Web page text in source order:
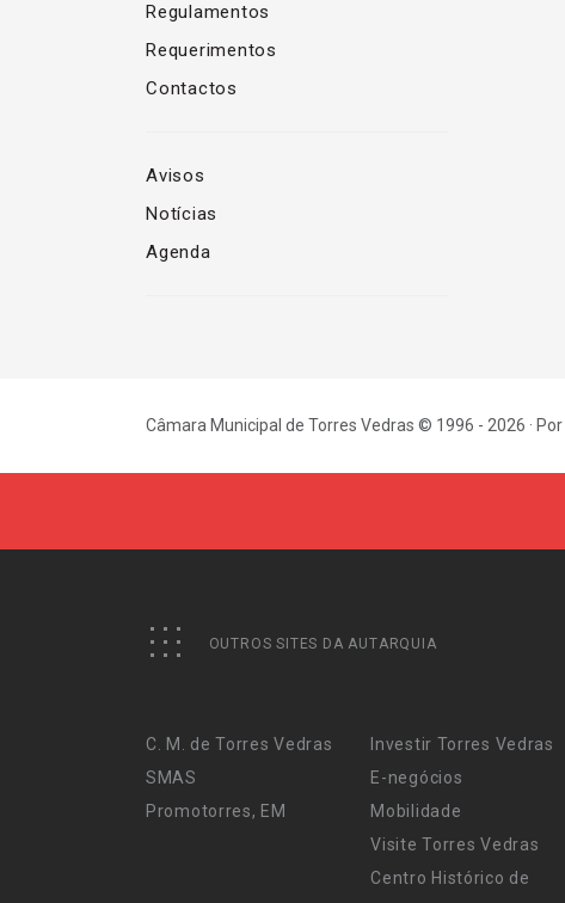
Regulamentos
Requerimentos
Contactos
Avisos
Notícias
Agenda
Câmara Municipal de Torres Vedras © 1996 - 2026 · Por
OUTROS SITES DA AUTARQUIA
C. M. de Torres Vedras
SMAS
Promotorres, EM
Investir Torres Vedras
E-negócios
Mobilidade
Visite Torres Vedras
Centro Histórico de